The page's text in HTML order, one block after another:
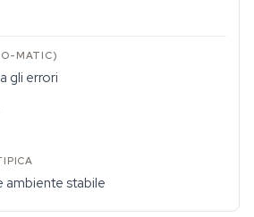
gli errori
ambiente stabile